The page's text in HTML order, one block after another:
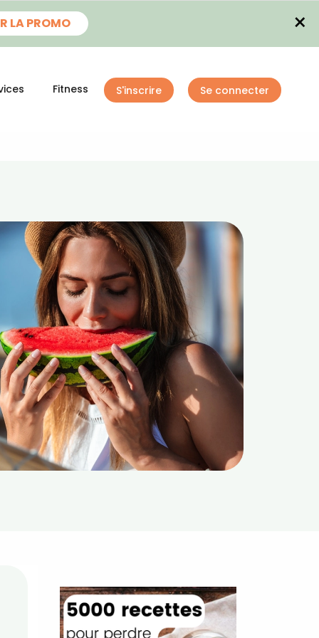
LA PROMO ×
Fitness S'inscrire Se connecter